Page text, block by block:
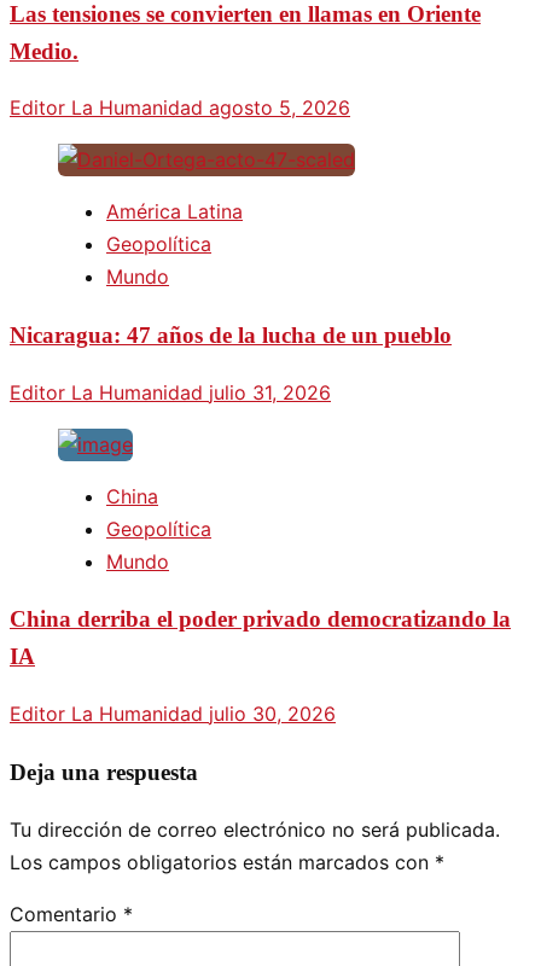
Las tensiones se convierten en llamas en Oriente
Medio.
Editor La Humanidad agosto 5, 2026
América Latina
Geopolítica
Mundo
Nicaragua: 47 años de la lucha de un pueblo
Editor La Humanidad julio 31, 2026
China
Geopolítica
Mundo
China derriba el poder privado democratizando la
IA
Editor La Humanidad julio 30, 2026
Deja una respuesta
Tu dirección de correo electrónico no será publicada.
Los campos obligatorios están marcados con *
Comentario *